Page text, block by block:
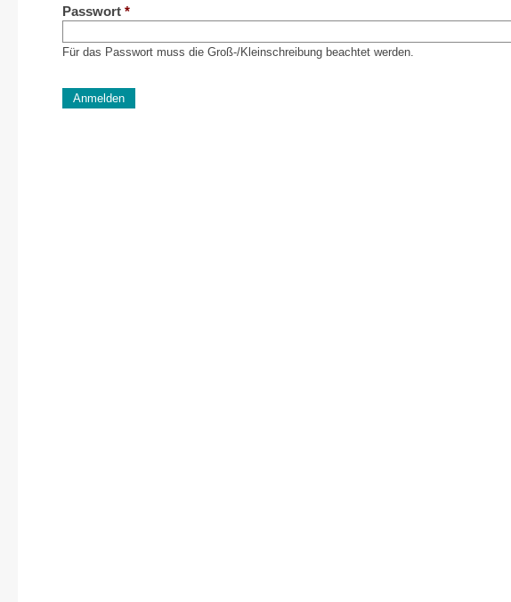
Passwort *
Für das Passwort muss die Groß-/Kleinschreibung beachtet werden.
Diese Sicherheitsfrage überprüft, ob Sie ein menschlicher Besucher sind und